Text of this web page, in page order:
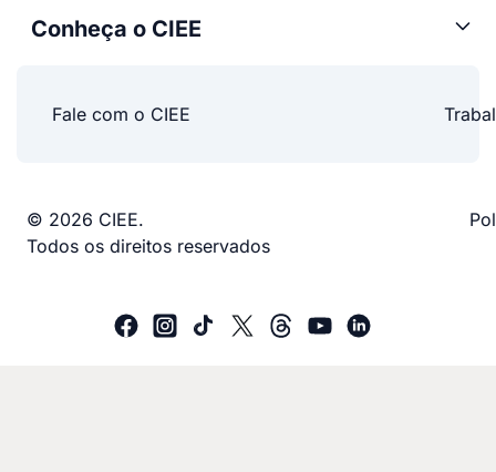
Conheça o CIEE
Fale com o CIEE
© 2026 CIEE.
Todos os direitos reservados